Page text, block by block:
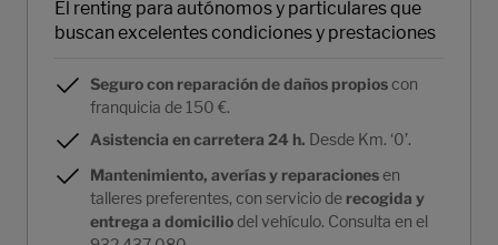
El renting para autónomos y particulares que
buscan excelentes condiciones y prestaciones
Seguro con reparación de daños propioscon
franquicia de 150 €.
Asistencia en carretera 24 h. Desde Km. ‘0’.
Mantenimiento, averías y reparacionesen
talleres preferentes, con servicio de recogida y
entrega a domicilio del vehículo. Consulta en el